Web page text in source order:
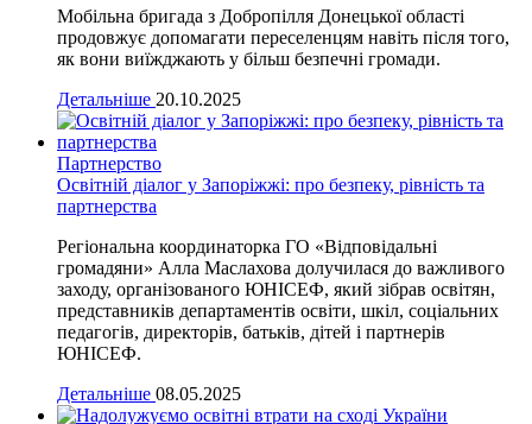
Мобільна бригада з Добропілля Донецької області
продовжує допомагати переселенцям навіть після того,
як вони виїжджають у більш безпечні громади.
Детальніше 20.10.2025
Партнерство
Освітній діалог у Запоріжжі: про безпеку, рівність та
партнерства
Регіональна координаторка ГО «Відповідальні
громадяни» Алла Маслахова долучилася до важливого
заходу, організованого ЮНІСЕФ, який зібрав освітян,
представників департаментів освіти, шкіл, соціальних
педагогів, директорів, батьків, дітей і партнерів
ЮНІСЕФ.
Детальніше 08.05.2025